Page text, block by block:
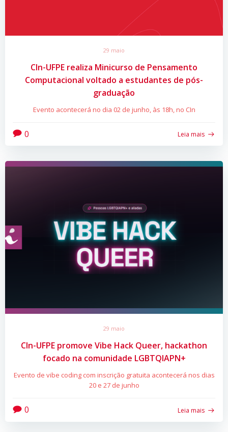
29 maio
CIn-UFPE realiza Minicurso de Pensamento
Computacional voltado a estudantes de pós-
graduação
Evento acontecerá no dia 02 de junho, às 18h, no CIn
0 Leia mais
29 maio
CIn-UFPE promove Vibe Hack Queer, hackathon
focado na comunidade LGBTQIAPN+
Evento de vibe coding com inscrição gratuita acontecerá nos dias
20 e 27 de junho
0 Leia mais